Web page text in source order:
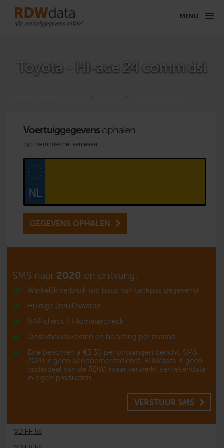
MENU
Toyota - Hi-ace 24 comm dsl
Voertuiggegevens ophalen
Typ hieronder het kenteken
GEGEVENS OPHALEN
SMS naar 2020 en ontvang:
Werkelijk verbruik (op basis van tankpas gegevens)
Huidige (inruil)waarde
NAP check / kilometercheck
Onderhoudskosten en belasting per maand
Drie berichten á €3,30 per ontvangen bericht. SMS
2020 is geen abonnementsdienst, RDWdata is geen
onderdeel van de RDW, maar verwerkt kentekendata
in eigen producten.
VERSTUUR SMS
VD-FF-58